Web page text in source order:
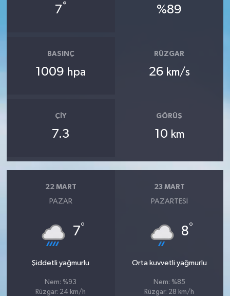
7° %89
BASINÇ
1009 hpa
RÜZGAR
26 km/s
ÇIY
7.3
GÖRÜŞ
10 km
22 MART
PAZAR
7°
Şiddetli yağmurlu
Nem: %93
Rüzgar: 24 km/h
23 MART
PAZARTESI
8°
Orta kuvvetli yağmurlu
Nem: %85
Rüzgar: 28 km/h